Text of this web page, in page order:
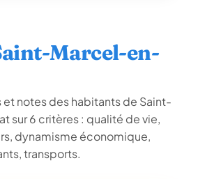
Marcel-en-
et notes des habitants de Saint-
sur 6 critères : qualité de vie,
dynamisme économique,
transports.